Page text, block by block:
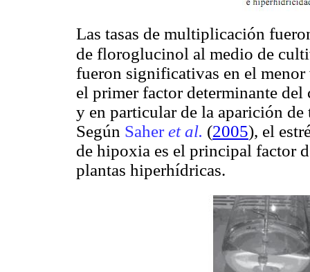
Las tasas de multiplicación
de floroglucinol al medio de
fueron significativas en el
el primer factor determinante
y en particular de la aparición
Según Saher et al. (2005), el
de hipoxia es el principal factor
plantas hiperhídricas.